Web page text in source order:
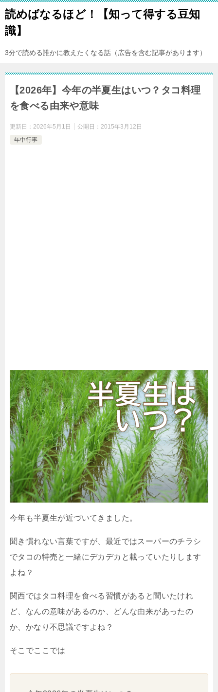
読めばなるほど！【知って得する豆知
識】
3分で読める誰かに教えたくなる話（広告を含む記事があります）
【2026年】今年の半夏生はいつ？タコ料理
を食べる由来や意味
更新日： 2026年5月1日 公開日： 2015年3月12日
年中行事
今年も半夏生が近づいてきました。
聞き慣れない言葉ですが、最近ではスーパーのチラシ
でタコの特売と一緒にデカデカと載っていたりします
よね？
関西ではタコ料理を食べる習慣があると聞いたけれ
ど、なんの意味があるのか、どんな由来があったの
か、かなり不思議ですよね？
そこでここでは